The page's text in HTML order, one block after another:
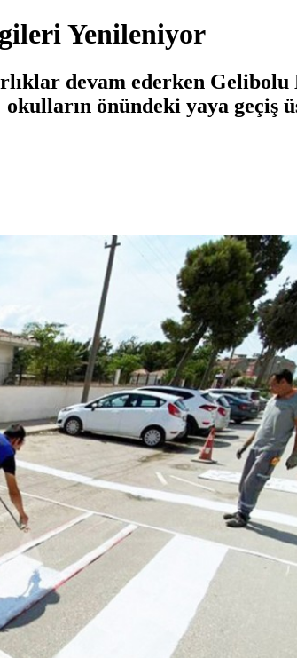
Yenileniyor
devam ederken
önündeki yaya geçiş